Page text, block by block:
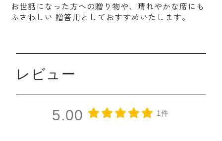
お世話になった方への贈り物や、晴れやかな席にも
ふさわしい 贈答用としておすすめいたします。
レビュー
5.00 1件